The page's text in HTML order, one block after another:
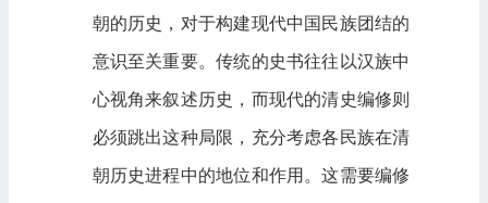
朝的历史，对于构建现代中国民族团结的
意识至关重要。传统的史书往往以汉族中
心视角来叙述历史，而现代的清史编修则
必须跳出这种局限，充分考虑各民族在清
朝历史进程中的地位和作用。这需要编修